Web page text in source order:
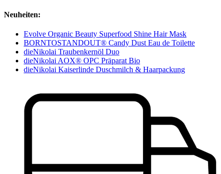
Neuheiten:
Evolve Organic Beauty Superfood Shine Hair Mask
BORNTOSTANDOUT® Candy Dust Eau de Toilette
dieNikolai Traubenkernöl Duo
dieNikolai AOX® OPC Präparat Bio
dieNikolai Kaiserlinde Duschmilch & Haarpackung